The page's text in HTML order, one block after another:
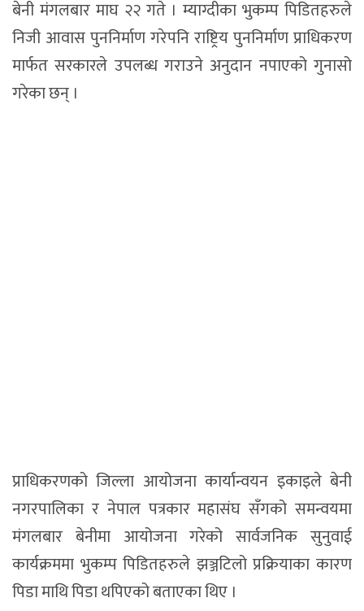
बेनी मंगलबार माघ २२ गते । म्याग्दीका भुकम्प पिडितहरुले
निजी आवास पुननिर्माण गरेपनि राष्ट्रिय पुननिर्माण प्राधिकरण
मार्फत सरकारले उपलब्ध गराउने अनुदान नपाएको गुनासो
गरेका छन् ।
प्राधिकरणको जिल्ला आयोजना कार्यान्वयन इकाइले बेनी
नगरपालिका र नेपाल पत्रकार महासंघ सँगको समन्वयमा
मंगलबार बेनीमा आयोजना गरेको सार्वजनिक सुनुवाई
कार्यक्रममा भुकम्प पिडितहरुले झञ्जटिलो प्रक्रियाका कारण
पिडा माथि पिडा थपिएको बताएका थिए ।